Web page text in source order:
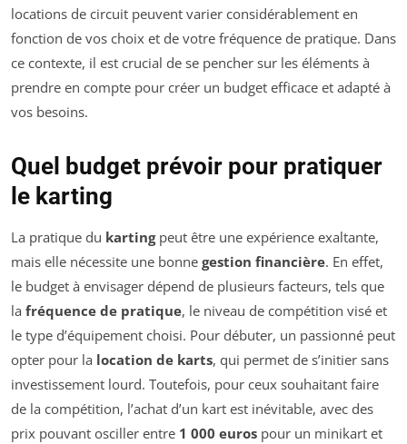
locations de circuit peuvent varier considérablement en
fonction de vos choix et de votre fréquence de pratique. Dans
ce contexte, il est crucial de se pencher sur les éléments à
prendre en compte pour créer un budget efficace et adapté à
vos besoins.
Quel budget prévoir pour pratiquer
le karting
La pratique du kartingpeut être une expérience exaltante,
mais elle nécessite une bonne gestion financière. En effet,
le budget à envisager dépend de plusieurs facteurs, tels que
la fréquence de pratique, le niveau de compétition visé et
le type d’équipement choisi. Pour débuter, un passionné peut
opter pour la location de karts, qui permet de s’initier sans
investissement lourd. Toutefois, pour ceux souhaitant faire
de la compétition, l’achat d’un kart est inévitable, avec des
prix pouvant osciller entre 1 000 euros pour un minikart et